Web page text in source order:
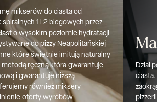
mikserów do ciasta od
1 i 2 biegowych przez
o wysokim poziomie hydratacji
do pizzy Neapolitańskiej
które świetnie imitują naturalny
ręczną która gwarantuje
i gwarantuje niższą
również miksery
oferty wyrobów
Dział